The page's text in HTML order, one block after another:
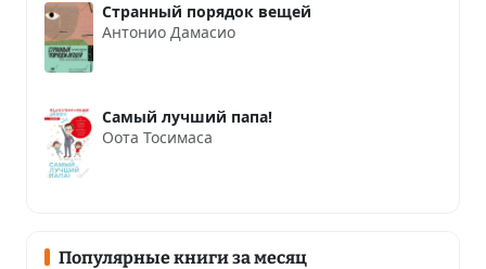
Странный порядок вещей
Антонио Дамасио
Самый лучший папа!
Оота Тосимаса
Популярные книги за месяц